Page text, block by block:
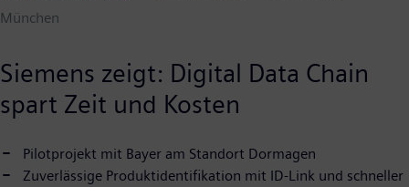
München
Siemens zeigt: Digital Data Chain
spart Zeit und Kosten
Pilotprojekt mit Bayer am Standort Dormagen
Zuverlässige Produktidentifikation mit ID-Link und schneller